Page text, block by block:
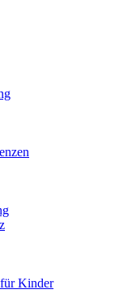
Kinder